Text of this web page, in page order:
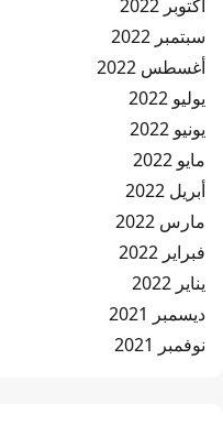
أكتوبر 2022
سبتمبر 2022
أغسطس 2022
يوليو 2022
يونيو 2022
مايو 2022
أبريل 2022
مارس 2022
فبراير 2022
يناير 2022
ديسمبر 2021
نوفمبر 2021